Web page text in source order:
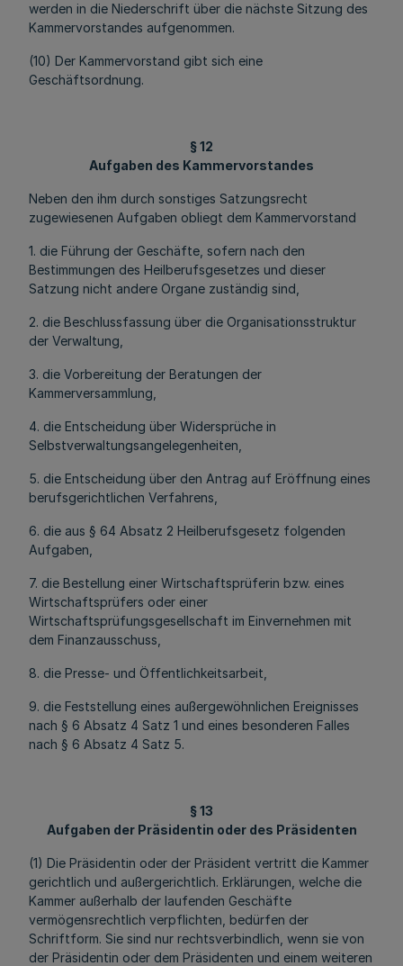
werden in die Niederschrift über die nächste Sitzung des
Kammervorstandes aufgenommen.
(10) Der Kammervorstand gibt sich eine
Geschäftsordnung.
§ 12
Aufgaben des Kammervorstandes
Neben den ihm durch sonstiges Satzungsrecht
zugewiesenen Aufgaben obliegt dem Kammervorstand
1. die Führung der Geschäfte, sofern nach den
Bestimmungen des Heilberufsgesetzes und dieser
Satzung nicht andere Organe zuständig sind,
2. die Beschlussfassung über die Organisationsstruktur
der Verwaltung,
3. die Vorbereitung der Beratungen der
Kammerversammlung,
4. die Entscheidung über Widersprüche in
Selbstverwaltungsangelegenheiten,
5. die Entscheidung über den Antrag auf Eröffnung eines
berufsgerichtlichen Verfahrens,
6. die aus § 64 Absatz 2 Heilberufsgesetz folgenden
Aufgaben,
7. die Bestellung einer Wirtschaftsprüferin bzw. eines
Wirtschaftsprüfers oder einer
Wirtschaftsprüfungsgesellschaft im Einvernehmen mit
dem Finanzausschuss,
8. die Presse- und Öffentlichkeitsarbeit,
9. die Feststellung eines außergewöhnlichen Ereignisses
nach § 6 Absatz 4 Satz 1 und eines besonderen Falles
nach § 6 Absatz 4 Satz 5.
§ 13
Aufgaben der Präsidentin oder des Präsidenten
(1) Die Präsidentin oder der Präsident vertritt die Kammer
gerichtlich und außergerichtlich. Erklärungen, welche die
Kammer außerhalb der laufenden Geschäfte
vermögensrechtlich verpflichten, bedürfen der
Schriftform. Sie sind nur rechtsverbindlich, wenn sie von
der Präsidentin oder dem Präsidenten und einem weiteren